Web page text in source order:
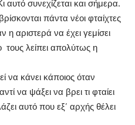
αυτό συνεχίζεται και σήμερα.
πάντα νέοι φταίχτες
η αριστερά να έχει γεμίσει
λείπει απολύτως η
να κάνει κάποιος όταν
να ψάξει να βρει τι φταίει
αυτό που εξ’ αρχής θέλει